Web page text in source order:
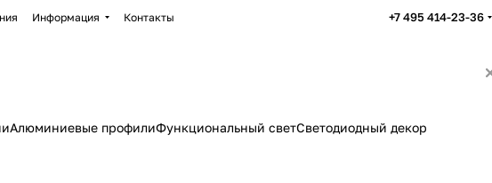
Информация Контакты +7 495 414-23-36
Алюминиевые профилиФункциональный светСветодиодный декор